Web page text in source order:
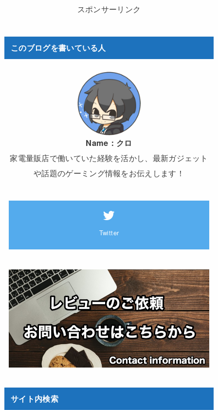
スポンサーリンク
このブログを書いている人
Name： クロ
家電量販店で働いていた経験を活かし、最新ガジェット
や話題のゲーミング情報をお伝えします！
Twitter
サイト内検索